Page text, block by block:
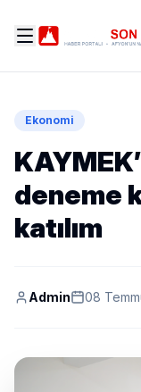
Ekonomi
deneme
katılım
Admin 08